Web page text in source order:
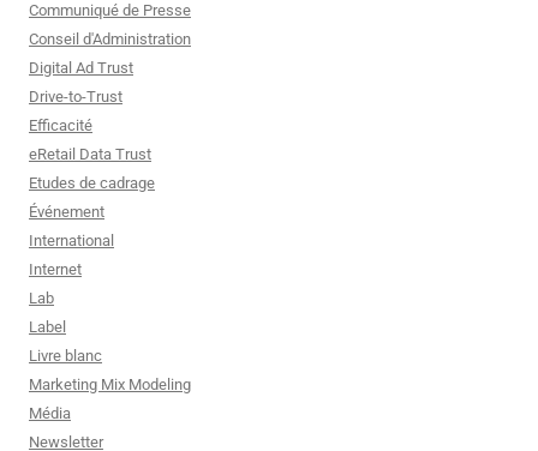
Communiqué de Presse
Conseil d'Administration
Digital Ad Trust
Drive-to-Trust
Efficacité
eRetail Data Trust
Etudes de cadrage
Événement
International
Internet
Lab
Label
Livre blanc
Marketing Mix Modeling
Média
Newsletter